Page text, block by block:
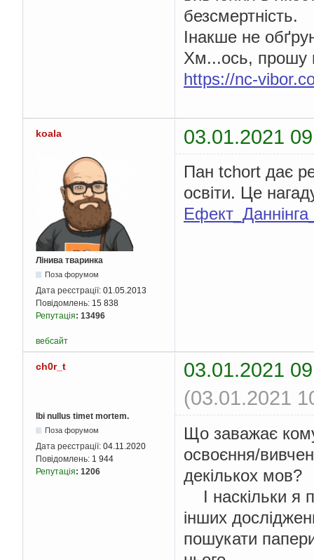
безсмертність.
Інакше не
Хм...ось, прошу
https://nc-
koala 03.01.2021
Лінива тваринка
Поза форумом
Дата реєстрації: 01.05.2013
Повідомлень: 15 838
Репутація: 13496
Пан tchort дає
освіти. Це
вебсайт
ch0r_t
03.01.2021
(03.01.2021
Ibi nullus timet mortem.
Поза форумом
Дата реєстрації: 04.11.2020
Повідомлень: 1 944
Репутація: 1206
Що заважає
освоєння/
декількох мов?
І наскільки я
інших
пошукати